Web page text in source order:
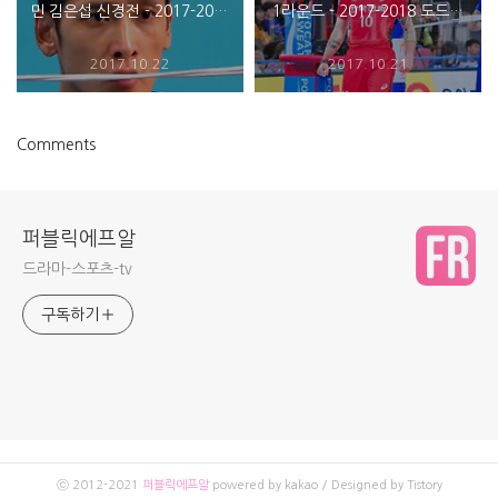
민 김은섭 신경전 - 2017-2018
도드람 V리그
2017.10.22
1라운드 - 2017-2018 도드람
V리그
2017.10.21
Comments
퍼블릭에프알
드라마-스포츠-tv
구독하기
ⓒ 2012-2021 퍼블릭에프알powered by kakao / Designed by Tistory